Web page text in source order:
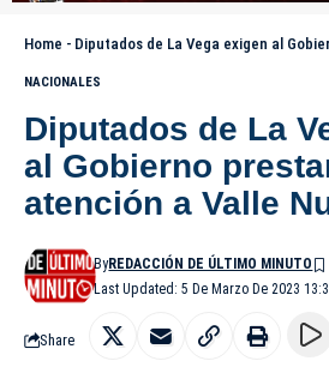
Home - Diputados de La Vega exigen al Gobierno
NACIONALES
Diputados de La
al Gobierno
atención a Valle
Last Updated: 5 De Marzo De 2023
ByREDACCIÓN DE ÚLTIMO MINUTO
Share